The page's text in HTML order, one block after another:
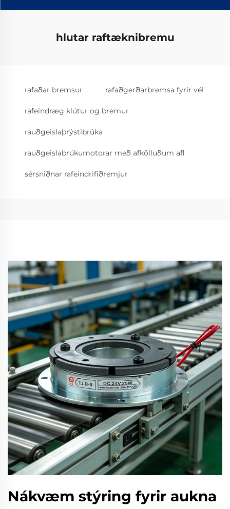
hlutar raftæknibremu
rafaðar bremsur rafaðgerðarbremsa fyrir vél
rafeindræg klútur og bremur
rauðgeislaþrýstibrúka
rauðgeislabrúkumotorar með afkölluðum afl
sérsniðnar rafeindrifiðremjur
Nákvæm stýring fyrir aukna